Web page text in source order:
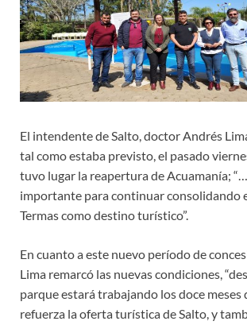
El intendente de Salto, doctor Andrés
tal como estaba previsto, el pasado
tuvo lugar la reapertura de Acuamanía;
importante para continuar consolidando
Termas como destino turístico”.
En cuanto a este nuevo período de
Lima remarcó las nuevas condiciones,
parque estará trabajando los doce meses
refuerza la oferta turística de Salto, y